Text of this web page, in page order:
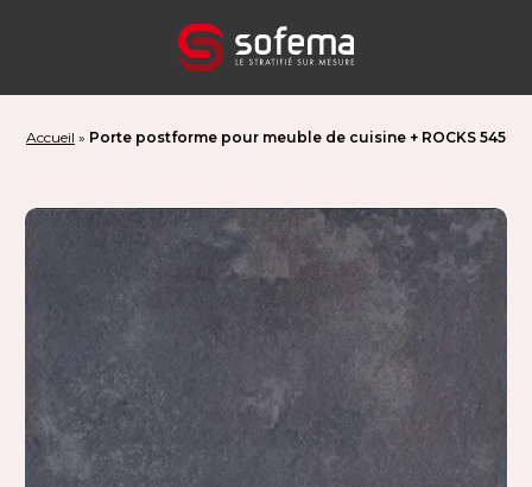
Accueil » Porte postforme pour meuble de cuisine + ROCKS 545